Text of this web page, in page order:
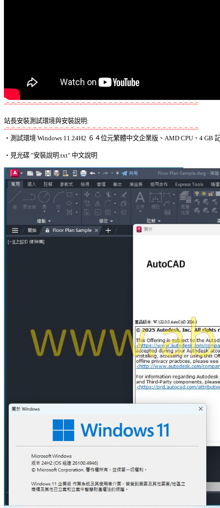
-=-=-=-=-=-=-=-=-=-=-=-=-=-=-=-=-=-=-=-=-=-=-=-=-=-=-=-=-=-=-=-=-=-=-=-=
站長安裝測試環境與安裝說明:
-=-=-=-=-=-=-=-=-=-=-=-=-=-=-=-=-=-=-=-=-=-=-=-=-=-=-=-=-=-=-=-=-=-=-=-=
‧測試環境 Windows 11.24H2 ６４位元繁體中文企業版、AMD CPU、4 GB
‧見光碟 "安裝說明.txt" 中文說明